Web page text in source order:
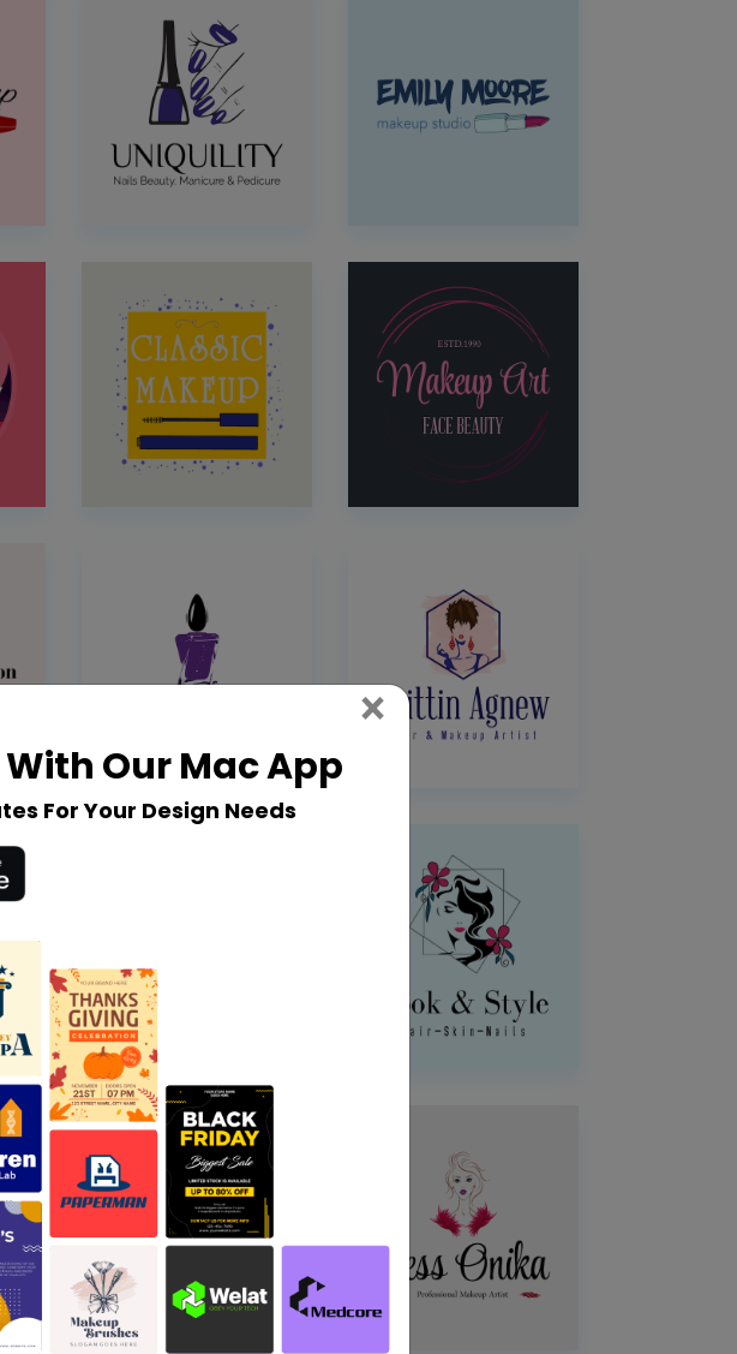
Our Mac App
For Your Design Needs
× Close